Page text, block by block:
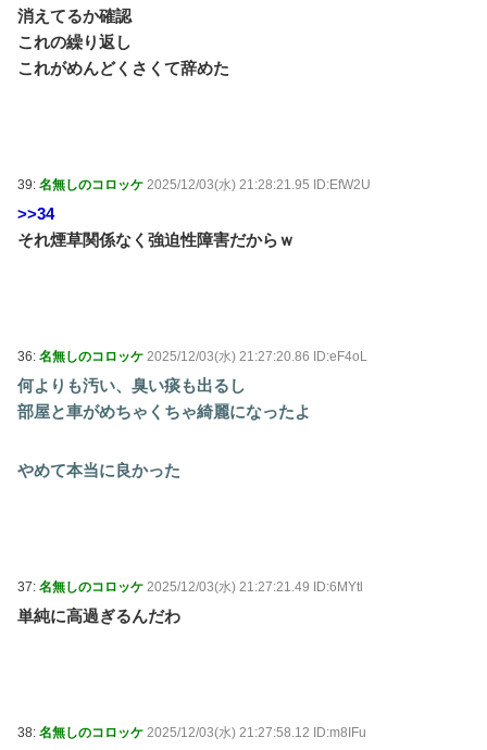
消えてるか確認
これの繰り返し
これがめんどくさくて辞めた
39: 名無しのコロッケ 2025/12/03(水) 21:28:21.95 ID:EfW2U
>>34
それ煙草関係なく強迫性障害だからｗ
36: 名無しのコロッケ 2025/12/03(水) 21:27:20.86 ID:eF4oL
何よりも汚い、臭い痰も出るし
部屋と車がめちゃくちゃ綺麗になったよ
やめて本当に良かった
37: 名無しのコロッケ 2025/12/03(水) 21:27:21.49 ID:6MYtl
単純に高過ぎるんだわ
38: 名無しのコロッケ 2025/12/03(水) 21:27:58.12 ID:m8IFu